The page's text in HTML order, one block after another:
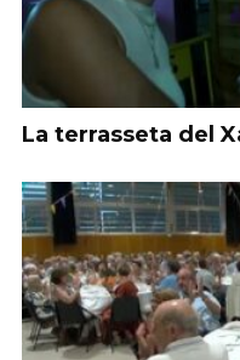
La terrasseta del